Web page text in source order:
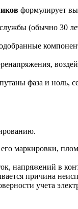
формулирует
(обычно 30
фаза и ноль,
маркировки,
напряжений в
причина
учета